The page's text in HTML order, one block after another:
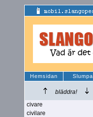
Hemsidan Slumpa
bläddra!
civare
civilare